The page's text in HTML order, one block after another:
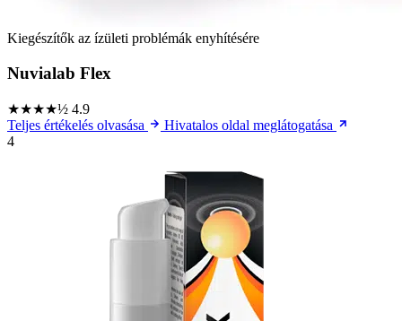
Kiegészítők az ízületi problémák enyhítésére
Nuvialab Flex
★★★★½ 4.9
Teljes értékelés olvasása
Hivatalos oldal meglátogatása
4